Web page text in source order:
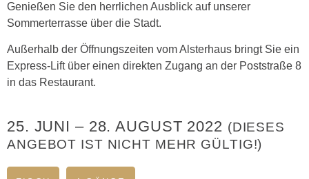
Genießen Sie den herrlichen Ausblick auf unserer
Sommerterrasse über die Stadt.
Außerhalb der Öffnungszeiten vom Alsterhaus bringt Sie ein
Express-Lift über einen direkten Zugang an der Poststraße 8
in das Restaurant.
25. JUNI – 28. AUGUST 2022 (DIESES
ANGEBOT IST NICHT MEHR GÜLTIG!)